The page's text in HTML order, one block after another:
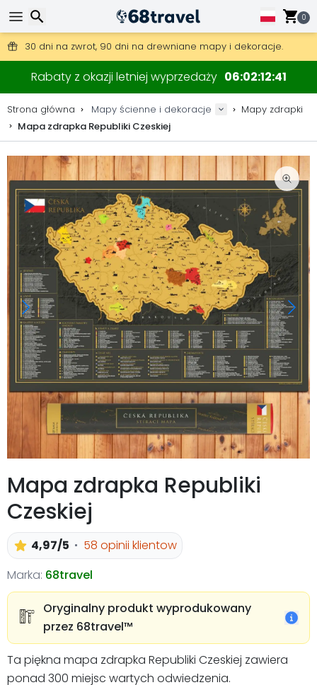
0
Darmowa wysyłka przy zamówieniach powyżej 345 zł.
30 dni na zwrot, 90 dni na drewniane mapy i dekoracje.
Oryginalny producent map i dekoracji.
Rabaty z okazji letniej wyprzedaży 06021241
Strona główna Mapy ścienne i dekoracje
Mapy zdrapki
Mapa zdrapka Republiki Czeskiej
Mapa zdrapka Republiki
Czeskiej
4,97/5
58 opinii klientow
Marka: 68travel
Oryginalny produkt wyprodukowany
przez 68travel™️
Ta piękna mapa zdrapka Republiki Czeskiej zawiera
ponad 300 miejsc wartych odwiedzenia.
Wyszukaj
Wyszukaj